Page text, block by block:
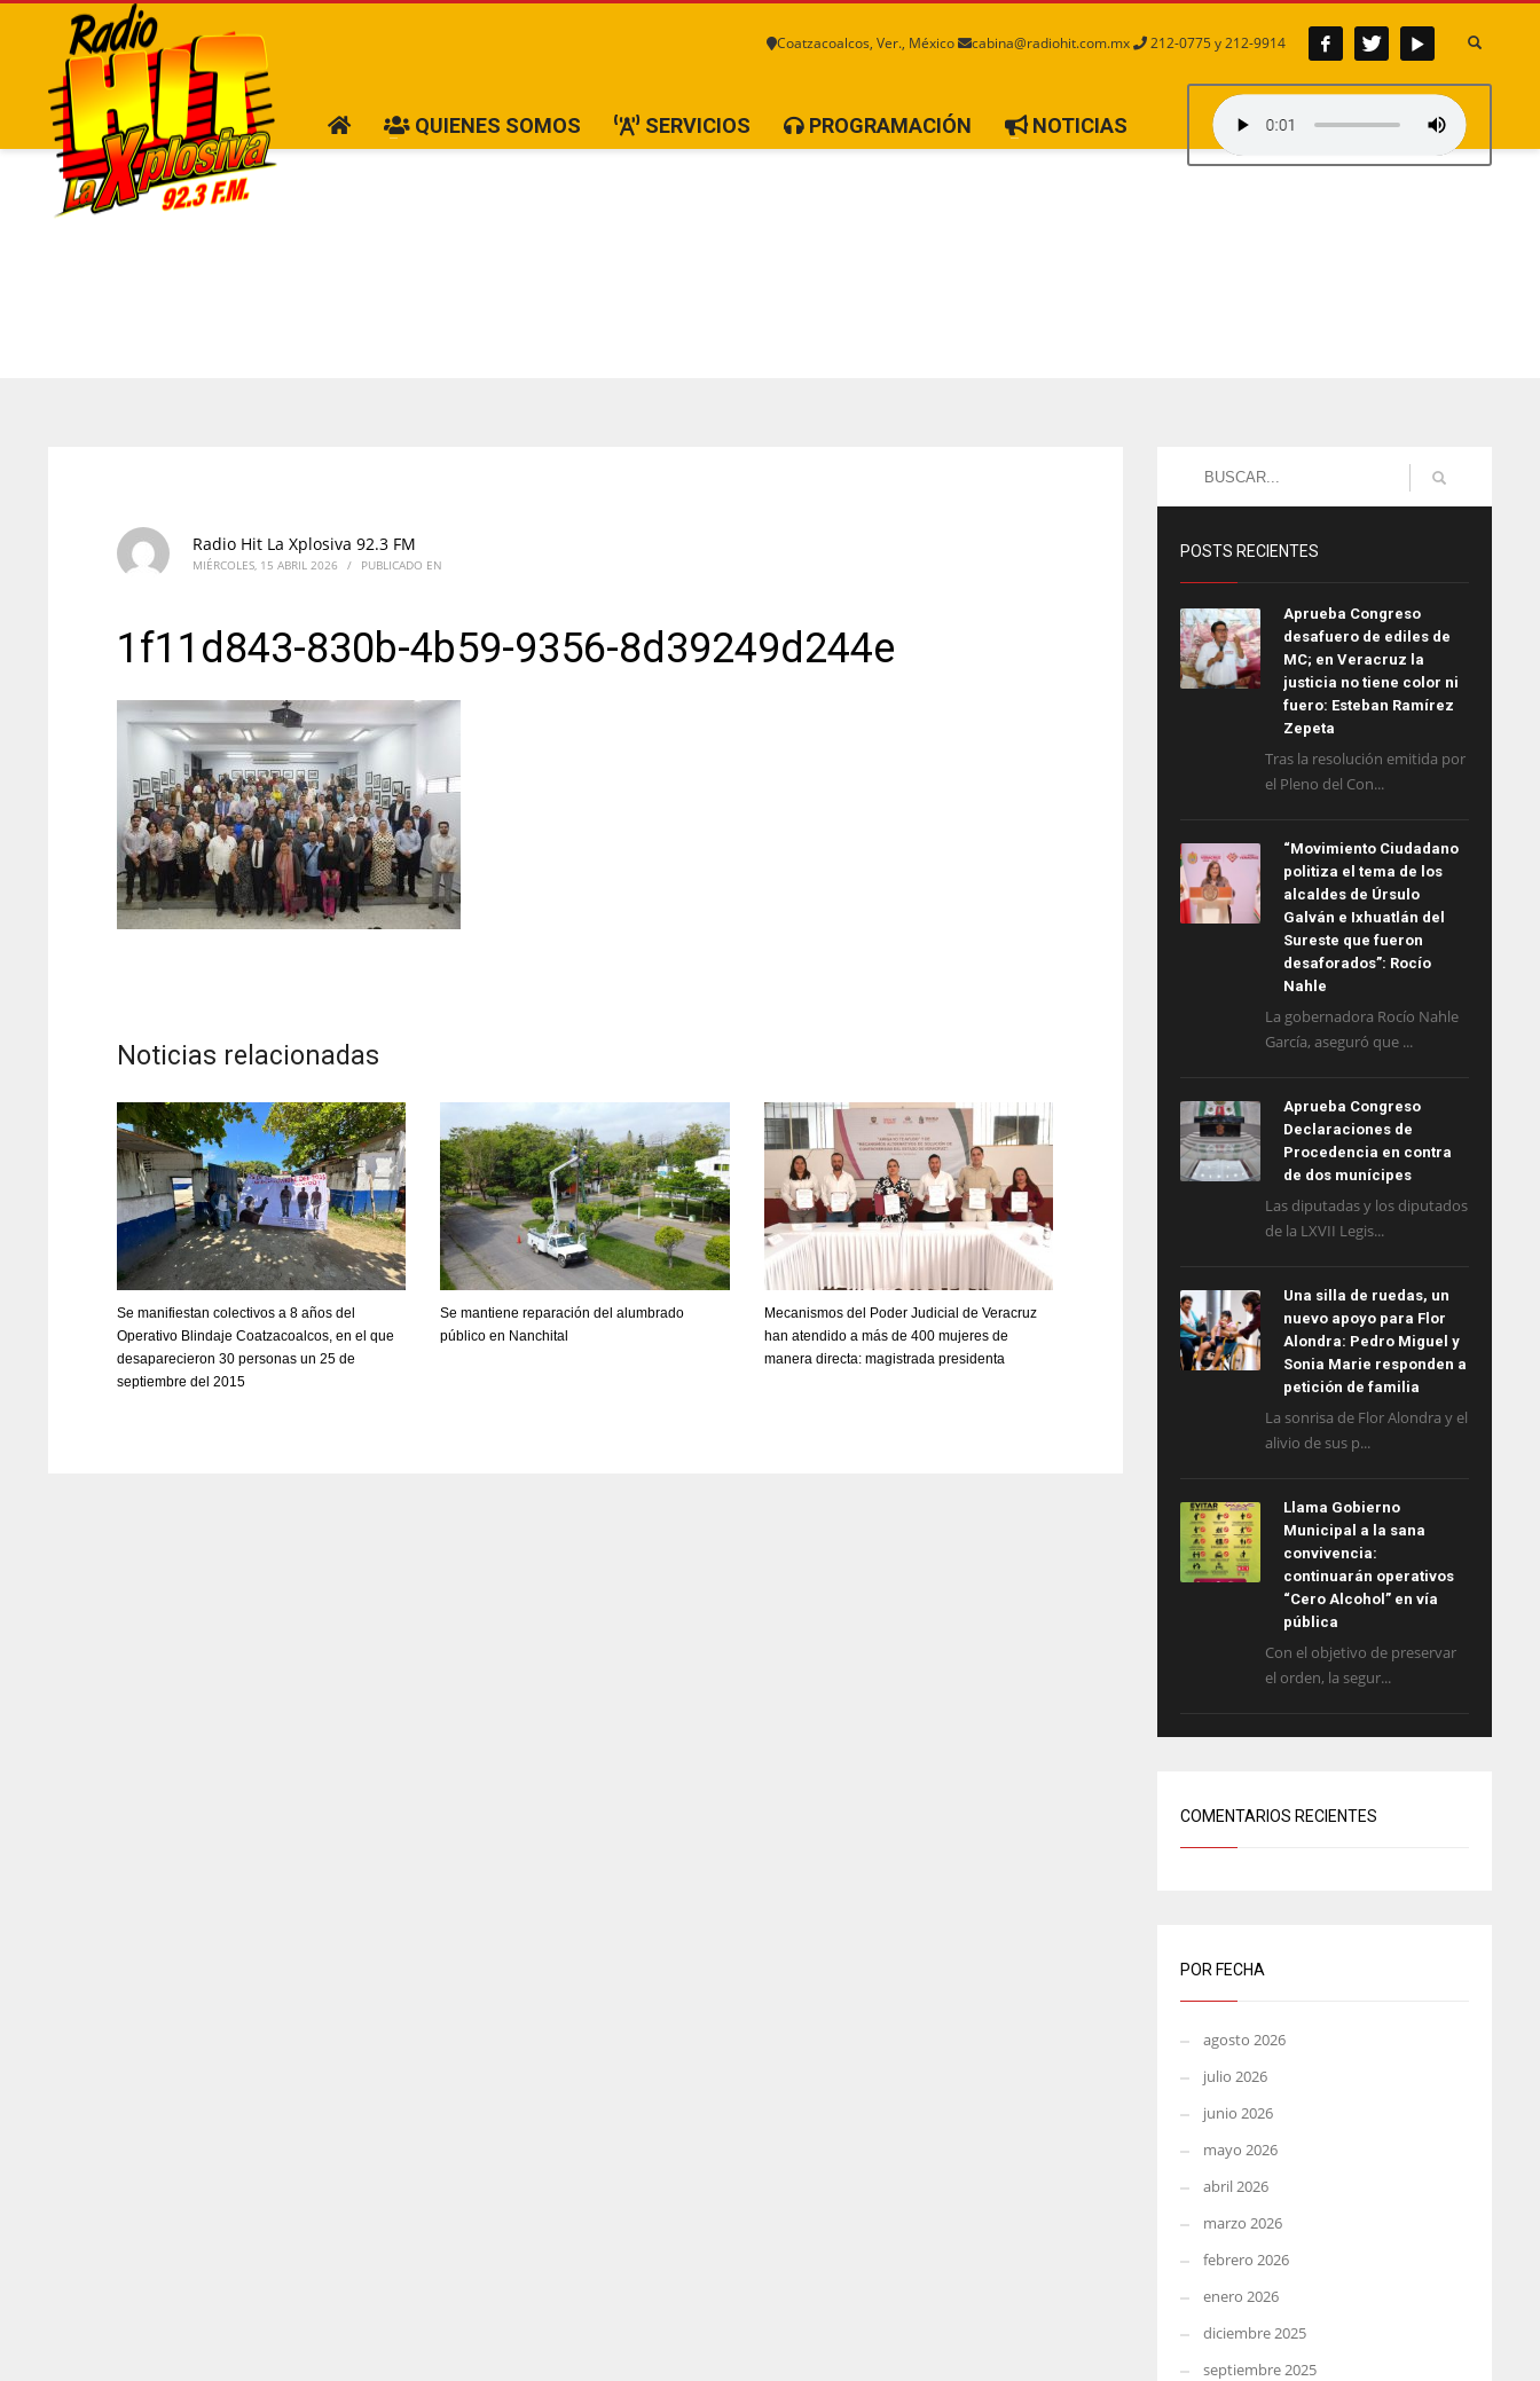
Coatzacoalcos, Ver., México cabina@radiohit.com.mx 212-0775 y 212-9914
QUIENES SOMOS SERVICIOS PROGRAMACIÓN NOTICIAS
Radio Hit La Xplosiva 92.3 FM
MIÉRCOLES, 15 ABRIL 2026 / PUBLICADO EN
1f11d843-830b-4b59-9356-8d39249d244e
Noticias relacionadas
Se manifiestan colectivos a 8 años del
Operativo Blindaje Coatzacoalcos, en el que
desaparecieron 30 personas un 25 de
septiembre del 2015
Se mantiene reparación del alumbrado
público en Nanchital
Mecanismos del Poder Judicial de Veracruz
han atendido a más de 400 mujeres de
manera directa: magistrada presidenta
POSTS RECIENTES
Aprueba Congreso
desafuero de ediles de
MC; en Veracruz la
justicia no tiene color ni
fuero: Esteban Ramírez
Zepeta
Tras la resolución emitida por
el Pleno del Con...
“Movimiento Ciudadano
politiza el tema de los
alcaldes de Úrsulo
Galván e Ixhuatlán del
Sureste que fueron
desaforados”: Rocío
Nahle
La gobernadora Rocío Nahle
García, aseguró que ...
Aprueba Congreso
Declaraciones de
Procedencia en contra
de dos munícipes
Las diputadas y los diputados
de la LXVII Legis...
Una silla de ruedas, un
nuevo apoyo para Flor
Alondra: Pedro Miguel y
Sonia Marie responden a
petición de familia
La sonrisa de Flor Alondra y el
alivio de sus p...
Llama Gobierno
Municipal a la sana
convivencia:
continuarán operativos
“Cero Alcohol” en vía
pública
Con el objetivo de preservar
el orden, la segur...
COMENTARIOS RECIENTES
POR FECHA
agosto 2026
julio 2026
junio 2026
mayo 2026
abril 2026
marzo 2026
febrero 2026
enero 2026
diciembre 2025
septiembre 2025